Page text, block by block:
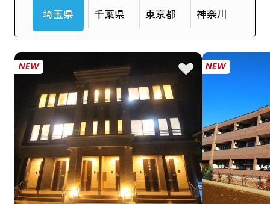
埼玉県 千葉県 東京都 神奈川
NEW NEW